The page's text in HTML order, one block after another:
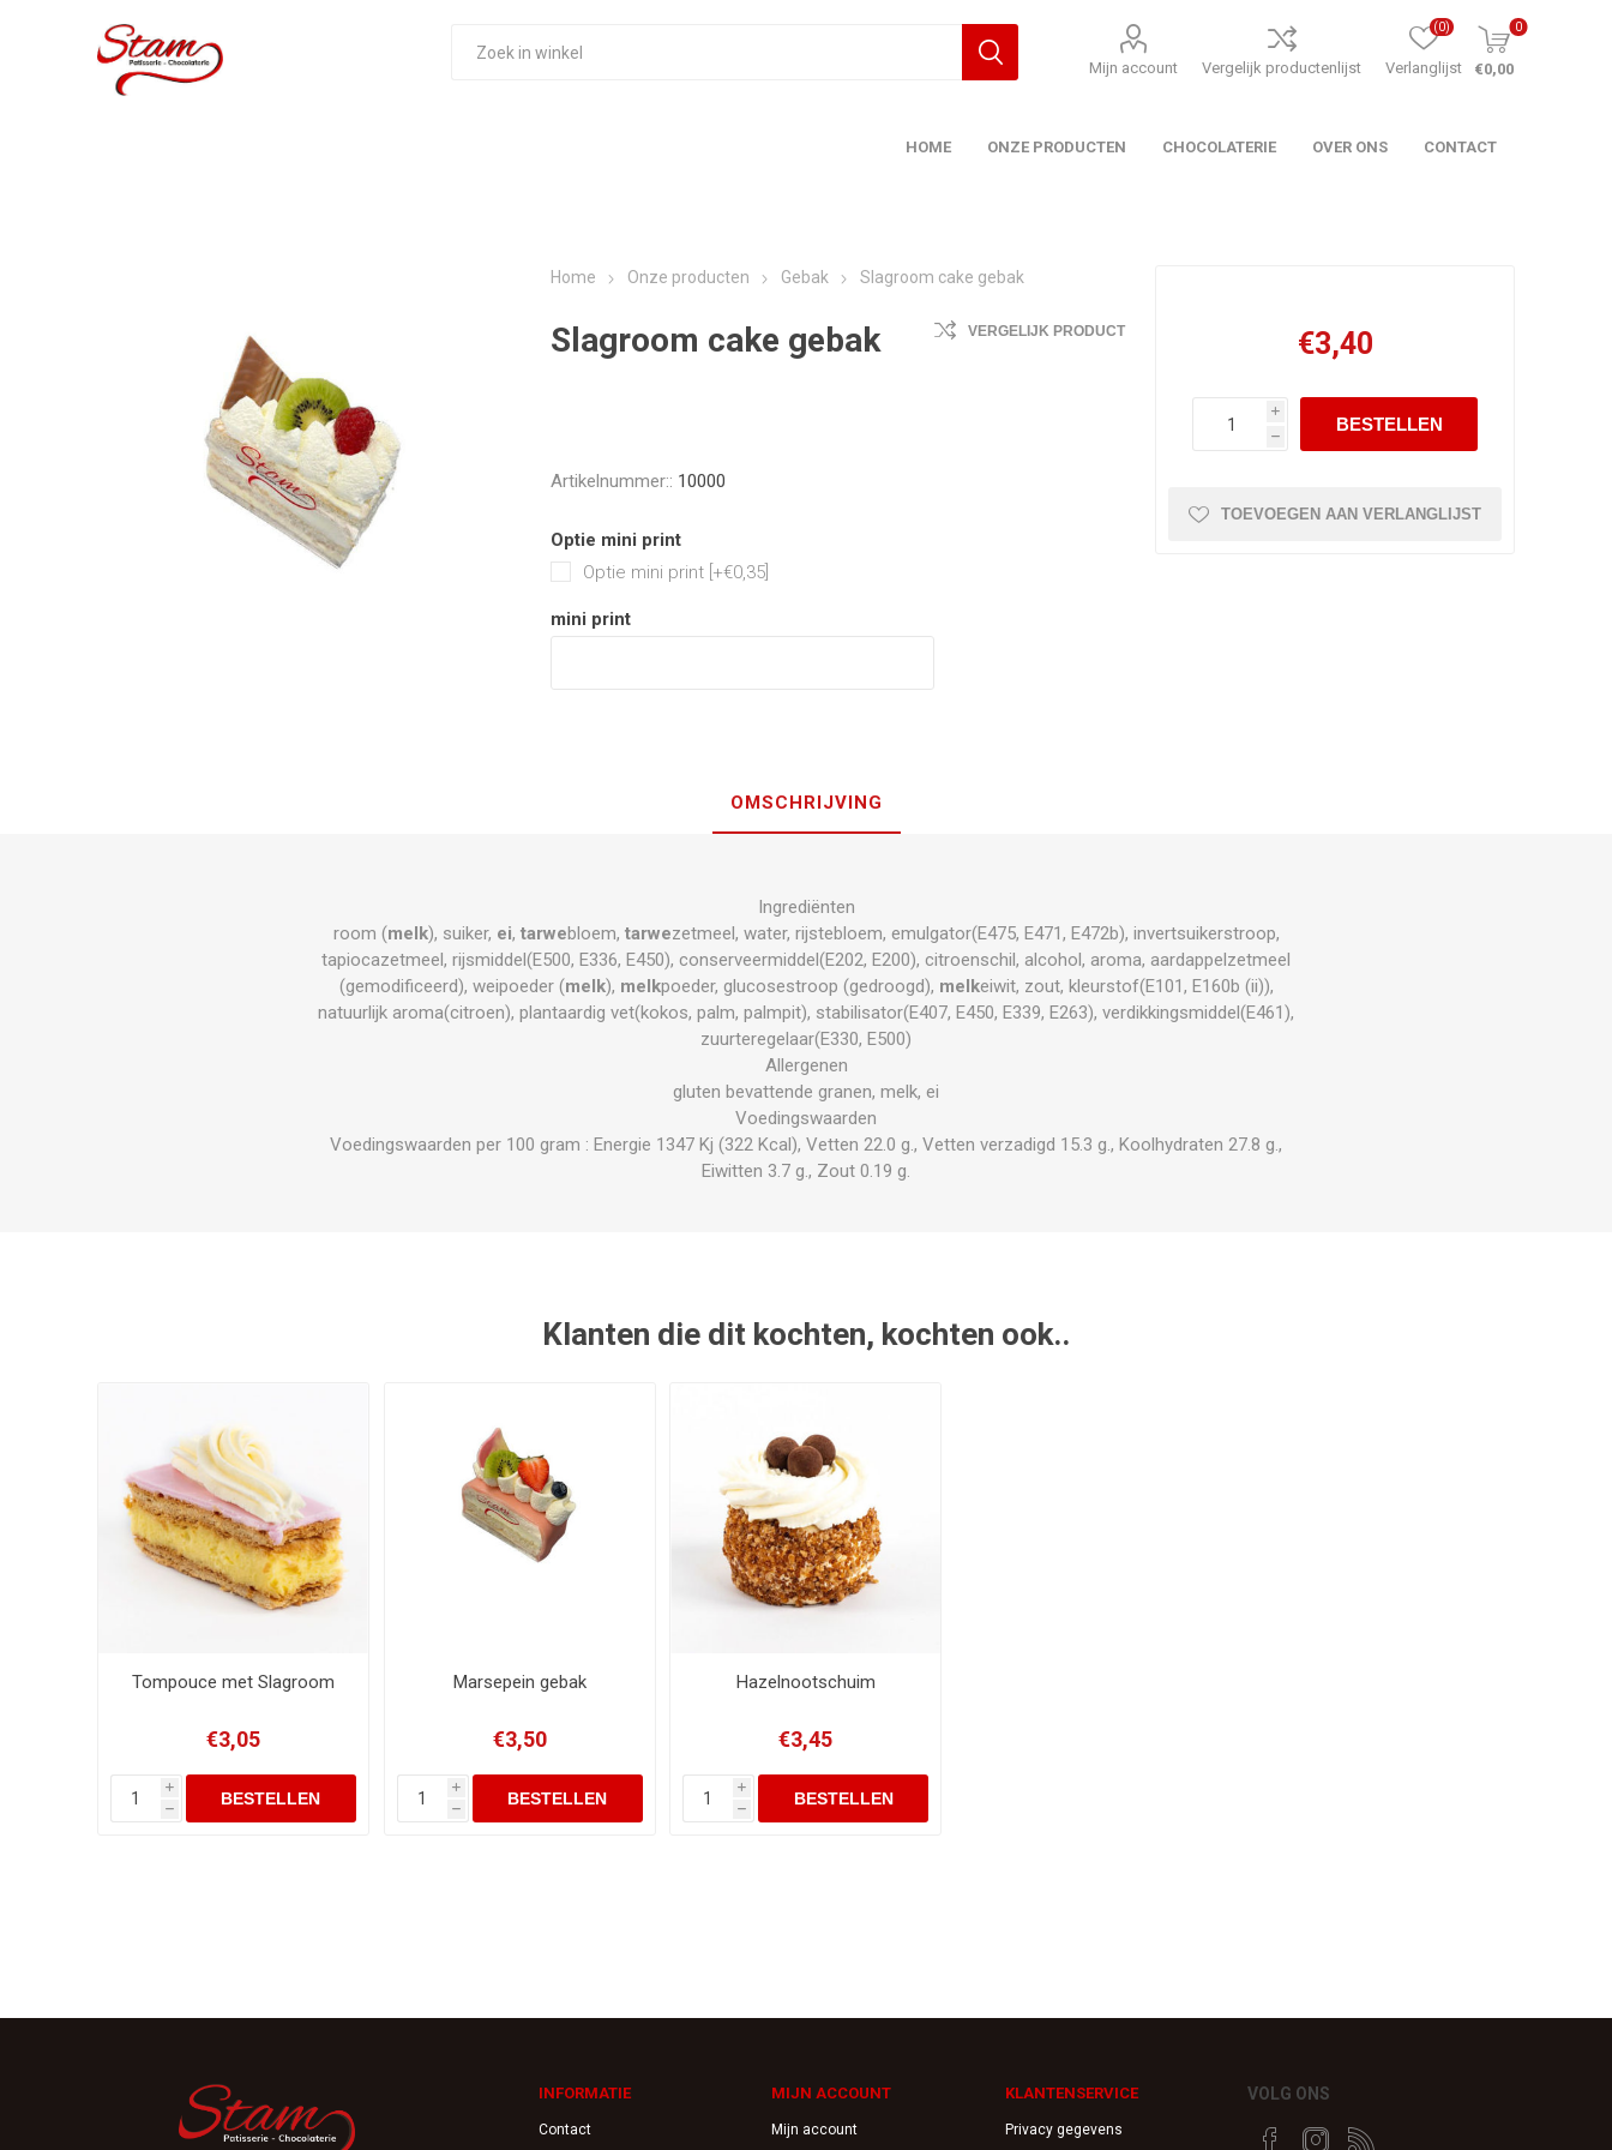
Mijn account Vergelijk productenlijst Verlanglijst
(0) 0
€0,00
HOME ONZE PRODUCTEN CHOCOLATERIE OVER ONS CONTACT
Home Onze producten Gebak Slagroom cake gebak
Slagroom cake gebak VERGELIJK PRODUCT
Artikelnummer:: 10000
Optie mini print
Optie mini print [+€0,35]
mini print
€3,40
i
h
TOEVOEGEN AAN VERLANGLIJST
OMSCHRIJVING
Ingrediënten
room (melk), suiker, ei, tarwebloem, tarwezetmeel, water, rijstebloem, emulgator(E475, E471, E472b), invertsuikerstroop,
tapiocazetmeel, rijsmiddel(E500, E336, E450), conserveermiddel(E202, E200), citroenschil, alcohol, aroma, aardappelzetmeel
(gemodificeerd), weipoeder (melk), melkpoeder, glucosestroop (gedroogd), melkeiwit, zout, kleurstof(E101, E160b (ii)),
natuurlijk aroma(citroen), plantaardig vet(kokos, palm, palmpit), stabilisator(E407, E450, E339, E263), verdikkingsmiddel(E461),
zuurteregelaar(E330, E500)
Allergenen
gluten bevattende granen, melk, ei
Voedingswaarden
Voedingswaarden per 100 gram : Energie 1347 Kj (322 Kcal), Vetten 22.0 g., Vetten verzadigd 15.3 g., Koolhydraten 27.8 g.,
Eiwitten 3.7 g., Zout 0.19 g.
Klanten die dit kochten, kochten ook..
Tompouce met Slagroom
€3,05
i
h
Marsepein gebak
€3,50
i
h
Hazelnootschuim
€3,45
i
h
INFORMATIE
Contact
MIJN ACCOUNT
Mijn account
KLANTENSERVICE
Privacy gegevens
VOLG ONS